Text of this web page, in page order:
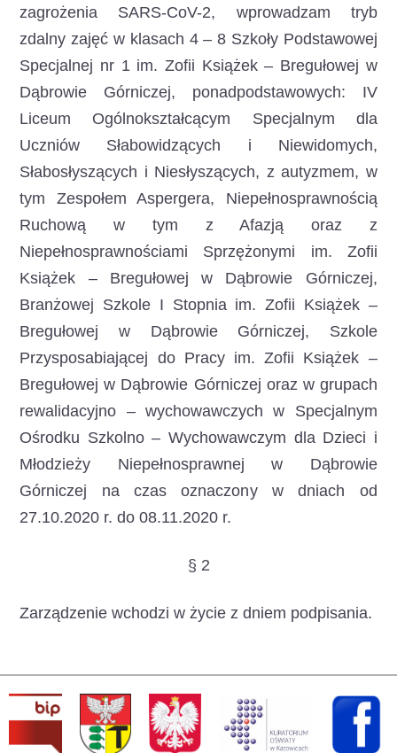
zagrożenia SARS-CoV-2, wprowadzam tryb
zdalny zajęć w klasach 4 – 8 Szkoły Podstawowej
Specjalnej nr 1 im. Zofii Książek – Bregułowej w
Dąbrowie Górniczej, ponadpodstawowych: IV
Liceum Ogólnokształcącym Specjalnym dla
Uczniów Słabowidzących i Niewidomych,
Słabosłyszących i Niesłyszących, z autyzmem, w
tym Zespołem Aspergera, Niepełnosprawnością
Ruchową w tym z Afazją oraz z
Niepełnosprawnościami Sprzężonymi im. Zofii
Książek – Bregułowej w Dąbrowie Górniczej,
Branżowej Szkole I Stopnia im. Zofii Książek –
Bregułowej w Dąbrowie Górniczej, Szkole
Przysposabiającej do Pracy im. Zofii Książek –
Bregułowej w Dąbrowie Górniczej oraz w grupach
rewalidacyjno – wychowawczych w Specjalnym
Ośrodku Szkolno – Wychowawczym dla Dzieci i
Młodzieży Niepełnosprawnej w Dąbrowie
Górniczej na czas oznaczony w dniach od
27.10.2020 r. do 08.11.2020 r.
§ 2
Zarządzenie wchodzi w życie z dniem podpisania.